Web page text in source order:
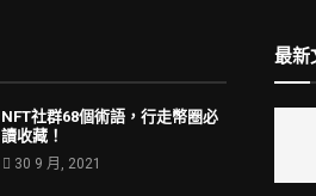
NFT社群68個術語，行走幣圈必
讀收藏！
30 9 月, 2021
最新